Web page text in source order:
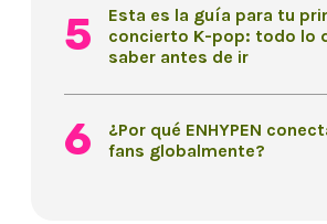
Esta es la guía para tu
concierto K-pop: todo lo
saber antes de ir
¿Por qué ENHYPEN
fans globalmente?